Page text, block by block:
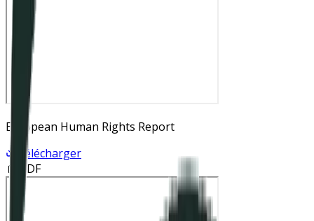
European Human Rights Report
Télécharger
📄 PDF